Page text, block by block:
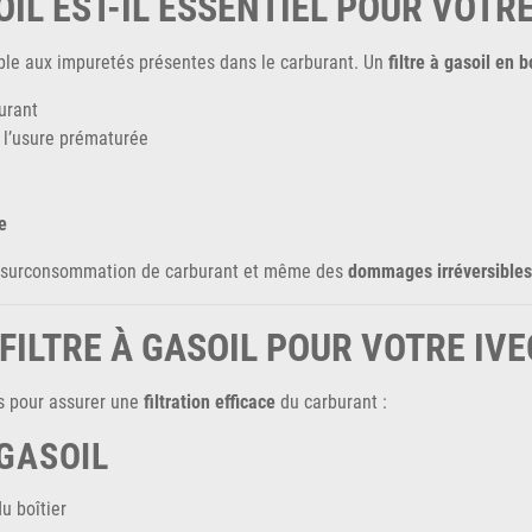
aux impuretés présentes dans le carburant. Un filtre à gasoil en
prématurée
de carburant et même desdommages
À GASOIL POUR VOTRE
assurer une filtration efficacedu carburant :
boîtier